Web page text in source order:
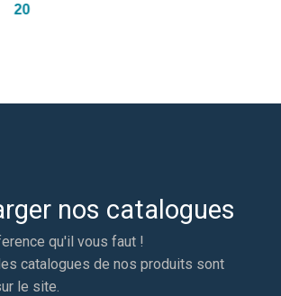
20
nos catalogues
qu'il vous faut !
catalogues de nos produits sont
le site.